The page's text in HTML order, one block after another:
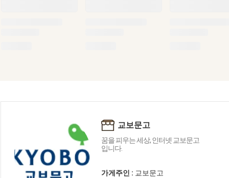
교보문고
꿈을 피우는 세상, 인터넷 교보문고
입니다.
가게주인 : 교보문고